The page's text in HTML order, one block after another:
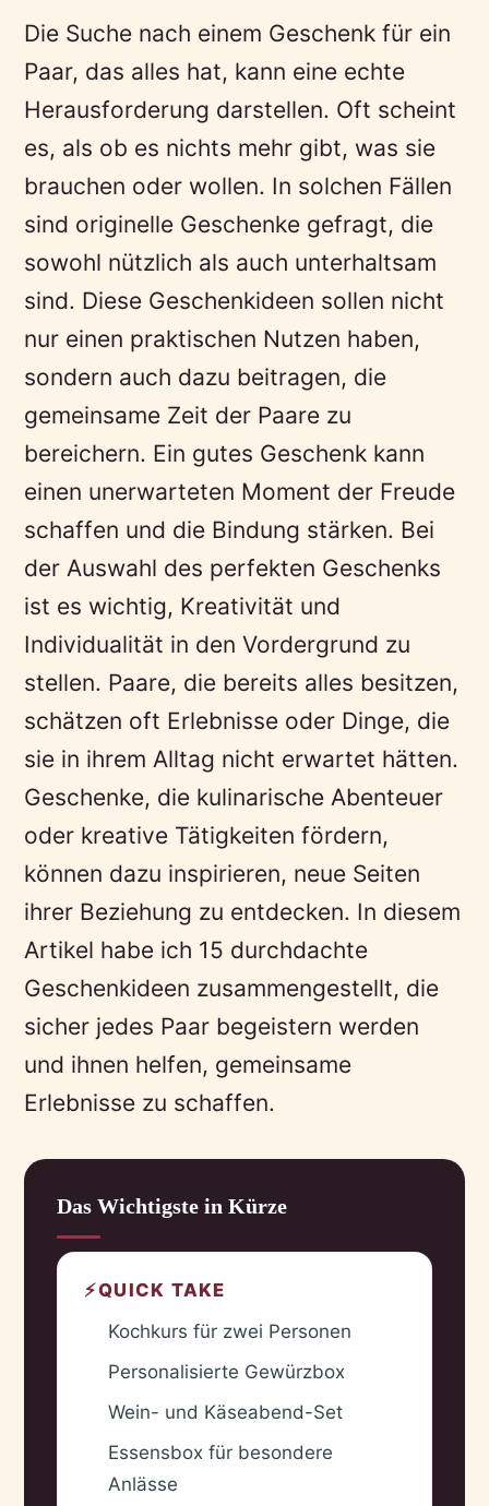
Die Suche nach einem Geschenk für ein
Paar, das alles hat, kann eine echte
Herausforderung darstellen. Oft scheint
es, als ob es nichts mehr gibt, was sie
brauchen oder wollen. In solchen Fällen
sind originelle Geschenke gefragt, die
sowohl nützlich als auch unterhaltsam
sind. Diese Geschenkideen sollen nicht
nur einen praktischen Nutzen haben,
sondern auch dazu beitragen, die
gemeinsame Zeit der Paare zu
bereichern. Ein gutes Geschenk kann
einen unerwarteten Moment der Freude
schaffen und die Bindung stärken. Bei
der Auswahl des perfekten Geschenks
ist es wichtig, Kreativität und
Individualität in den Vordergrund zu
stellen. Paare, die bereits alles besitzen,
schätzen oft Erlebnisse oder Dinge, die
sie in ihrem Alltag nicht erwartet hätten.
Geschenke, die kulinarische Abenteuer
oder kreative Tätigkeiten fördern,
können dazu inspirieren, neue Seiten
ihrer Beziehung zu entdecken. In diesem
Artikel habe ich 15 durchdachte
Geschenkideen zusammengestellt, die
sicher jedes Paar begeistern werden
und ihnen helfen, gemeinsame
Erlebnisse zu schaffen.
Das Wichtigste in Kürze
⚡QUICK TAKE
Kochkurs für zwei Personen
Personalisierte Gewürzbox
Wein- und Käseabend-Set
Essensbox für besondere
Anlässe